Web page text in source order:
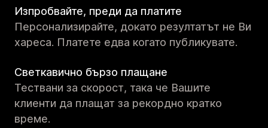
Изпробвайте, преди да платите
Персонализирайте, докато резултатът не Ви
хареса. Платете едва когато публикувате.
Светкавично бързо плащане
Тествани за скорост, така че Вашите
клиенти да плащат за рекордно кратко
време.